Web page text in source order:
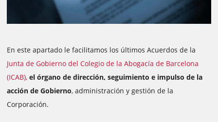
En este apartado le facilitamos los últimos Acuerdos de la
Junta de Gobierno del Colegio de la Abogacía de Barcelona
(ICAB), el órgano de dirección, seguimiento e impulso de la
acción de Gobierno, administración y gestión de la
Corporación.